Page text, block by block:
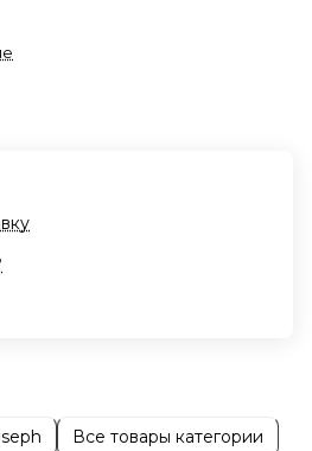
Все товары категории